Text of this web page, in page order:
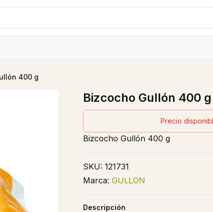
400 g
Bizcocho Gullón 400 g
Precio
Bizcocho Gullón 400 g
SKU: 121731
Marca: GULLON
Descripción